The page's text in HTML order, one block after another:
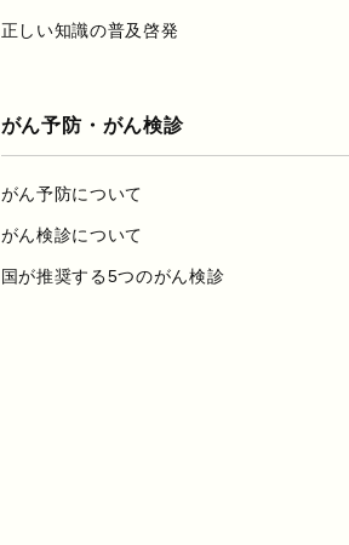
正しい知識の普及啓発
がん予防・がん検診
がん予防について
がん検診について
国が推奨する5つのがん検診